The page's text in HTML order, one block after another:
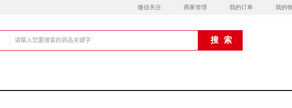
微信关注 商家管理 我的订单 我的